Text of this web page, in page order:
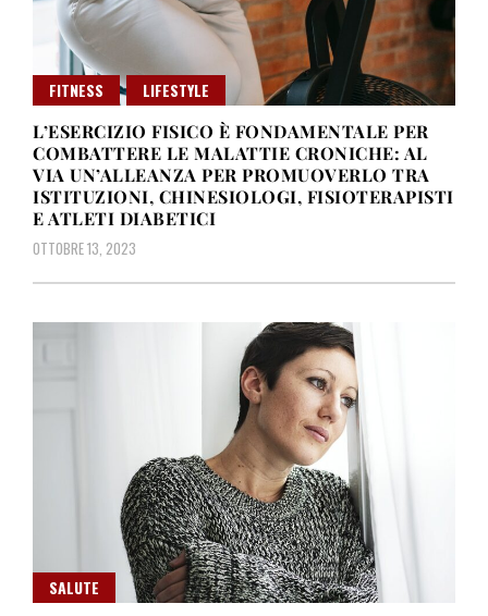
FITNESS
LIFESTYLE
L’ESERCIZIO FISICO È FONDAMENTALE PER
COMBATTERE LE MALATTIE CRONICHE: AL
VIA UN’ALLEANZA PER PROMUOVERLO TRA
ISTITUZIONI, CHINESIOLOGI, FISIOTERAPISTI
E ATLETI DIABETICI
OTTOBRE 13, 2023
SALUTE